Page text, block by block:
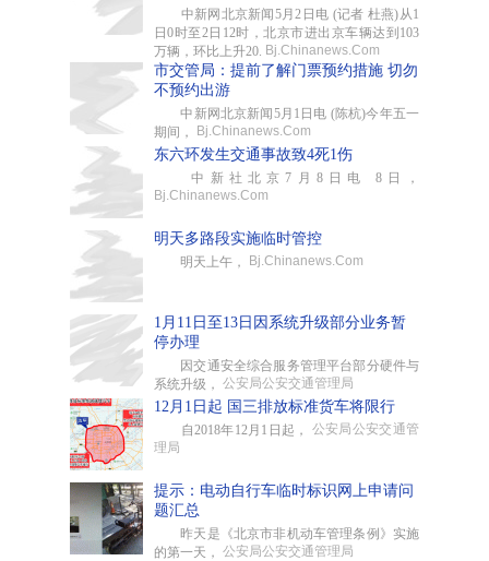
中新网北京新闻5月2日电 (记者 杜燕)从1
日0时至2日12时，北京市进出京车辆达到103
万辆，环比上升20. Bj.Chinanews.Com
市交管局：提前了解门票预约措施 切勿
不预约出游
中新网北京新闻5月1日电 (陈杭)今年五一
期间，
Bj.Chinanews.Com
东六环发生交通事故致4死1伤
中新社北京7月8日电 8日，
Bj.Chinanews.Com
明天多路段实施临时管控
明天上午， Bj.Chinanews.Com
1月11日至13日因系统升级部分业务暂
停办理
因交通安全综合服务管理平台部分硬件与
系统升级， 公安局公安交通管理局
12月1日起 国三排放标准货车将限行
自2018年12月1日起， 公安局公安交通管
理局
提示：电动自行车临时标识网上申请问
题汇总
昨天是《北京市非机动车管理条例》实施
的第一天， 公安局公安交通管理局